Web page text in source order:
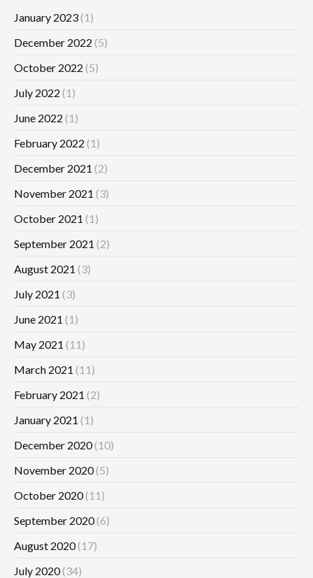
January 2023(1)
December 2022 (5)
October 2022 (5)
July 2022 (1)
June 2022 (1)
February 2022 (1)
December 2021 (2)
November 2021 (3)
October 2021 (1)
September 2021 (2)
August 2021 (3)
July 2021 (3)
June 2021 (1)
May 2021 (11)
March 2021 (11)
February 2021 (2)
January 2021 (1)
December 2020(10)
November 2020(5)
October 2020(11)
September 2020(6)
August 2020(17)
July 2020(34)